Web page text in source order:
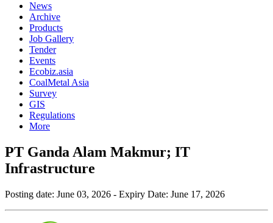
News
Archive
Products
Job Gallery
Tender
Events
Ecobiz.asia
CoalMetal Asia
Survey
GIS
Regulations
More
PT Ganda Alam Makmur; IT
Infrastructure
Posting date: June 03, 2026 - Expiry Date: June 17, 2026